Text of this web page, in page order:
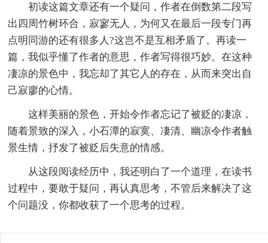
初读这篇文章还有一个疑问，作者在倒数第二段写
出四周竹树环合，寂寥无人，为何又在最后一段专门再
点明同游的还有很多人?这岂不是互相矛盾了。再读一
篇，我似乎懂了作者的意思，作者写得很巧妙。在这种
凄凉的景色中，我忘却了其它人的存在，从而来突出自
己寂廖的心情。
这样美丽的景色，开始令作者忘记了被贬的凄凉，
随着景致的深入，小石潭的寂寞、凄清、幽凉令作者触
景生情，抒发了被贬后失意的情感。
从这段阅读经历中，我还明白了一个道理，在读书
过程中，要敢于疑问，再认真思考，不管后来解决了这
个问题没，你都收获了一个思考的过程。